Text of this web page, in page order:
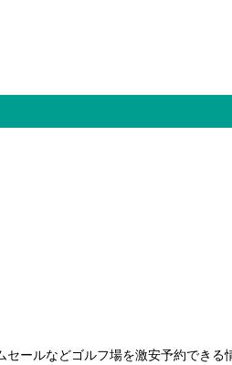
ールなどゴルフ場を激安予約できる